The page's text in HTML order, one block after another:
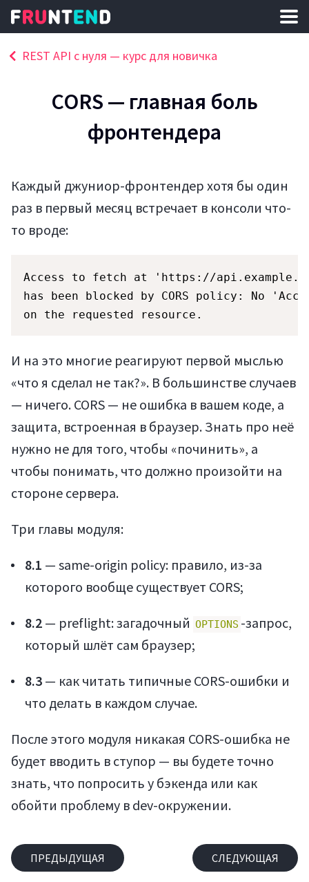
Статьи
REST API с нуля — курс для новичка
CORS — главная боль
фронтендера
Каждый джуниор-фронтендер хотя бы один
раз в первый месяц встречает в консоли что-
то вроде:
Access to fetch at 'https://
has been blocked by CORS policy: No
on the requested resource.
И на это многие реагируют первой мыслью
«что я сделал не так?». В большинстве случаев
— ничего. CORS — не ошибка в вашем коде, а
защита, встроенная в браузер. Знать про неё
нужно не для того, чтобы «починить», а
чтобы понимать, что должно произойти на
стороне сервера.
Три главы модуля:
8.1 — same-origin policy: правило, из-за
которого вообще существует CORS;
8.2 — preflight: загадочный OPTIONS -запрос,
который шлёт сам браузер;
8.3 — как читать типичные CORS-ошибки и
что делать в каждом случае.
После этого модуля никакая CORS-ошибка не
будет вводить в ступор — вы будете точно
знать, что попросить у бэкенда или как
обойти проблему в dev-окружении.
ПРЕДЫДУЩАЯ СЛЕДУЮЩАЯ